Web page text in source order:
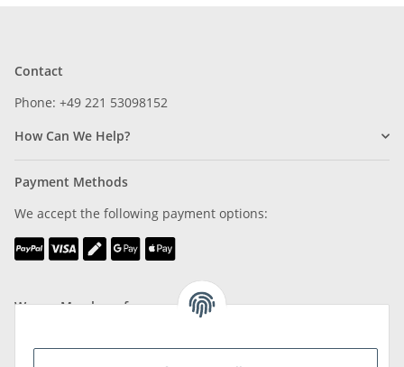
Contact
Phone: +49 221 53098152
How Can We Help?
Payment Methods
We accept the following payment options:
We are Member of